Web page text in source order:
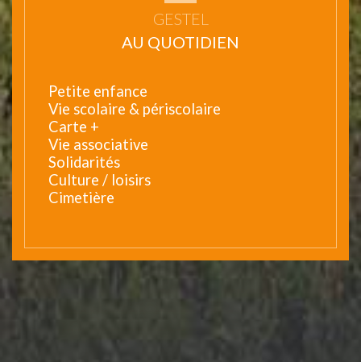
GESTEL
AU QUOTIDIEN
Petite enfance
Vie scolaire & périscolaire
Carte +
Vie associative
Solidarités
Culture / loisirs
Cimetière